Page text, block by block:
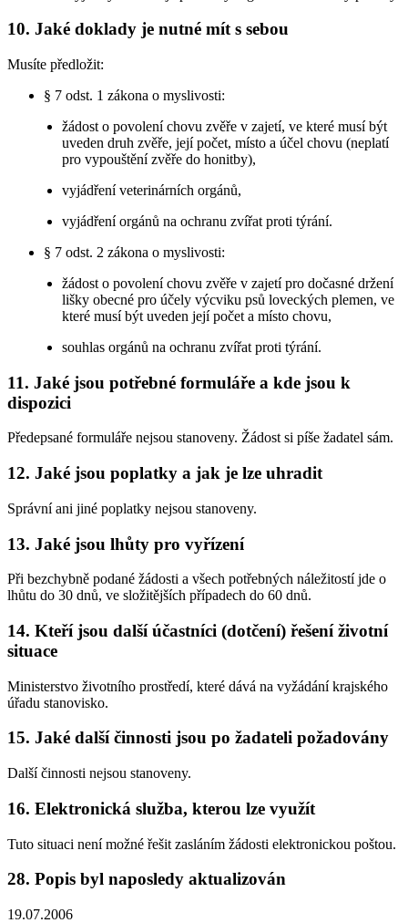
10. Jaké doklady je nutné mít s sebou
Musíte předložit:
§ 7 odst. 1 zákona o myslivosti:
žádost o povolení chovu zvěře v zajetí, ve které musí být
uveden druh zvěře, její počet, místo a účel chovu (neplatí
pro vypouštění zvěře do honitby),
vyjádření veterinárních orgánů,
vyjádření orgánů na ochranu zvířat proti týrání.
§ 7 odst. 2 zákona o myslivosti:
žádost o povolení chovu zvěře v zajetí pro dočasné držení
lišky obecné pro účely výcviku psů loveckých plemen, ve
které musí být uveden její počet a místo chovu,
souhlas orgánů na ochranu zvířat proti týrání.
11. Jaké jsou potřebné formuláře a kde jsou k
dispozici
Předepsané formuláře nejsou stanoveny. Žádost si píše žadatel sám.
12. Jaké jsou poplatky a jak je lze uhradit
Správní ani jiné poplatky nejsou stanoveny.
13. Jaké jsou lhůty pro vyřízení
Při bezchybně podané žádosti a všech potřebných náležitostí jde o
lhůtu do 30 dnů, ve složitějších případech do 60 dnů.
14. Kteří jsou další účastníci (dotčení) řešení životní
situace
Ministerstvo životního prostředí, které dává na vyžádání krajského
úřadu stanovisko.
15. Jaké další činnosti jsou po žadateli požadovány
Další činnosti nejsou stanoveny.
16. Elektronická služba, kterou lze využít
Tuto situaci není možné řešit zasláním žádosti elektronickou poštou.
28. Popis byl naposledy aktualizován
19.07.2006